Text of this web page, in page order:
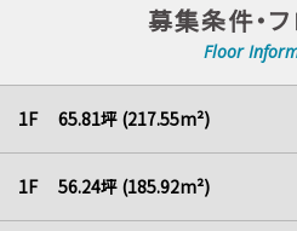
募集条件・
Floor
1F 65.81坪 (217.55m²)
1F 56.24坪 (185.92m²)